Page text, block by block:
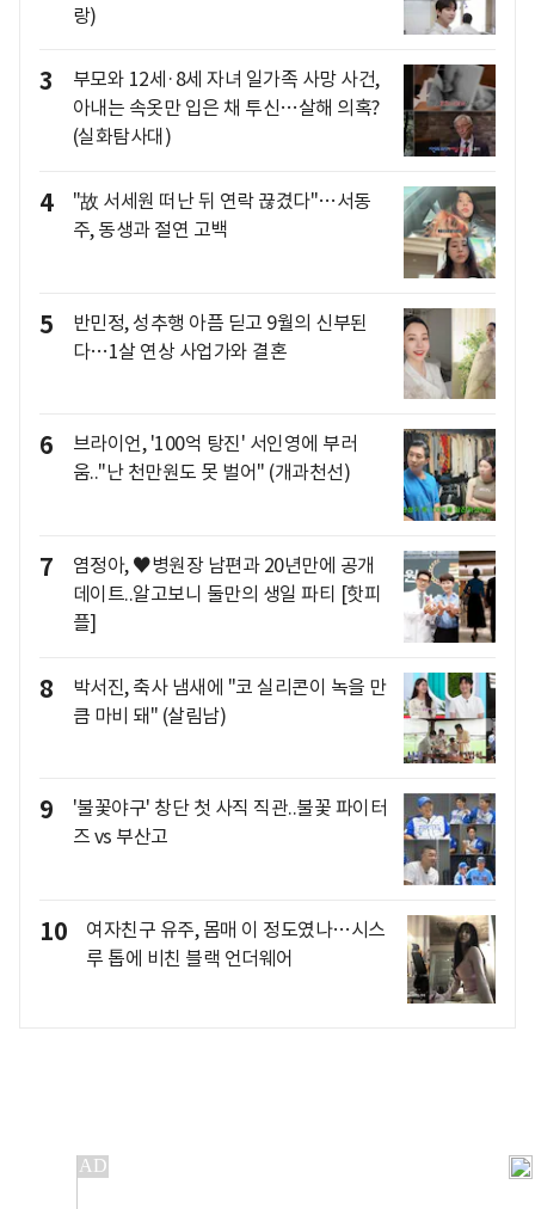
랑)
3
부모와 12세·8세 자녀 일가족 사망 사건,
아내는 속옷만 입은 채 투신…살해 의혹?
(실화탐사대)
4
"故 서세원 떠난 뒤 연락 끊겼다"…서동
주, 동생과 절연 고백
5
반민정, 성추행 아픔 딛고 9월의 신부된
다…1살 연상 사업가와 결혼
6
브라이언, '100억 탕진' 서인영에 부러
움.."난 천만원도 못 벌어" (개과천선)
7
염정아, ♥병원장 남편과 20년만에 공개
데이트..알고보니 둘만의 생일 파티 [핫피
플]
8
박서진, 축사 냄새에 "코 실리콘이 녹을 만
큼 마비 돼" (살림남)
9
'불꽃야구' 창단 첫 사직 직관..불꽃 파이터
즈 vs 부산고
10
여자친구 유주, 몸매 이 정도였나…시스
루 톱에 비친 블랙 언더웨어